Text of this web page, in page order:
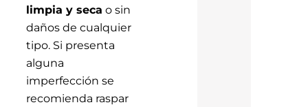
limpia y seca o sin
daños de cualquier
tipo. Si presenta
alguna
imperfección se
recomienda raspar